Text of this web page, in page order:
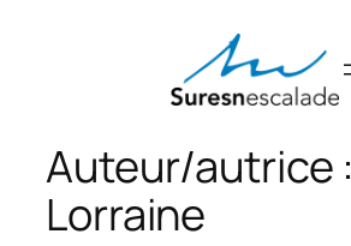
Auteur/autrice :
Lorraine